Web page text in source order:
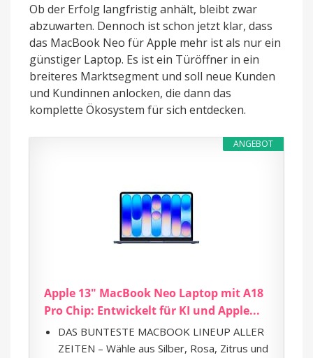
Ob der Erfolg langfristig anhält, bleibt zwar
abzuwarten. Dennoch ist schon jetzt klar, dass
das MacBook Neo für Apple mehr ist als nur ein
günstiger Laptop. Es ist ein Türöffner in ein
breiteres Marktsegment und soll neue Kunden
und Kundinnen anlocken, die dann das
komplette Ökosystem für sich entdecken.
ANGEBOT
Apple 13" MacBook Neo Laptop mit A18
Pro Chip: Entwickelt für KI und Apple...
DAS BUNTESTE MACBOOK LINEUP ALLER
ZEITEN – Wähle aus Silber, Rosa, Zitrus und